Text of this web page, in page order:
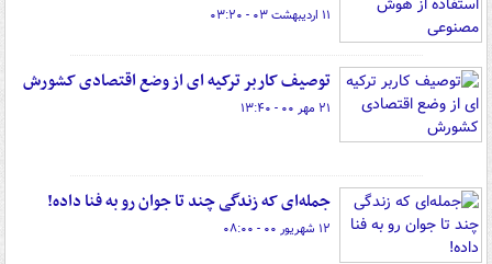
۱۱ اردیبهشت ۰۳ - ۰۳:۲۰
‏توصیف کاربر ترکیه ای از وضع اقتصادی کشورش
۲۱ مهر ۰۰ - ۱۳:۴۰
جمله‌ای که زندگی چند تا جوان‌ رو به فنا داده!
۱۲ شهریور ۰۰ - ۰۸:۰۰